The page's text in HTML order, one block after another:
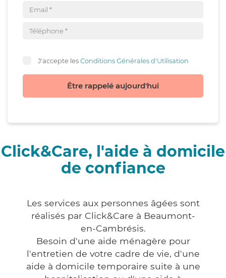
J'accepte lesConditions Générales d'Utilisation
Être rappelé aujourd'hui
Click&Care, l'aide à domicile
de confiance
Les services aux personnes âgées sont
réalisés par Click&Care à Beaumont-
en-Cambrésis.
Besoin d'une aide ménagère pour
l'entretien de votre cadre de vie, d'une
aide à domicile temporaire suite à une